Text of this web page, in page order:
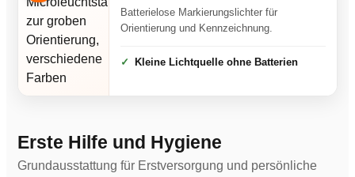
Batterielose Markierungslichter für
Orientierung und Kennzeichnung.
Kleine Lichtquelle ohne Batterien
Erste Hilfe und Hygiene
Grundausstattung für Erstversorgung und persönliche